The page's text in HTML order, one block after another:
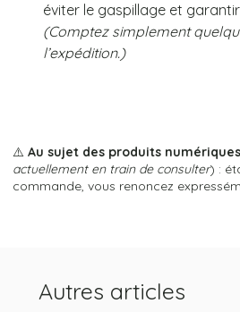
éviter le gaspillage et
(Comptez simplement
l’expédition.)
⚠️ Au sujet des produits numériques
actuellement en train de consulter) :
commande, vous renoncez
Autres articles